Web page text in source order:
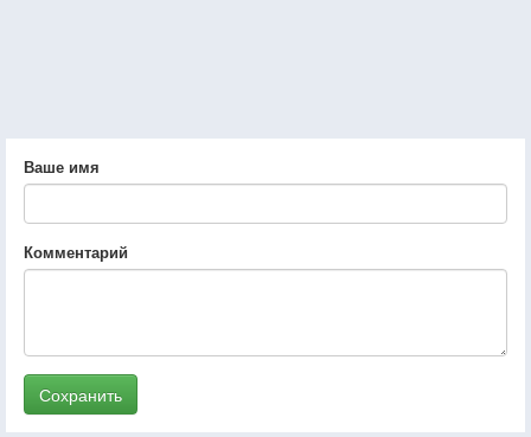
Ваше имя
Комментарий
Сохранить